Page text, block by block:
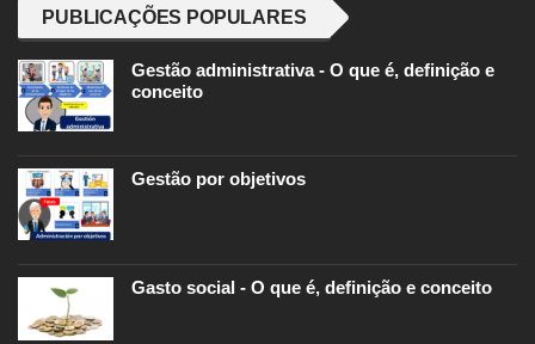
PUBLICAÇÕES POPULARES
Gestão administrativa - O que é, definição e
conceito
Gestão por objetivos
Gasto social - O que é, definição e conceito